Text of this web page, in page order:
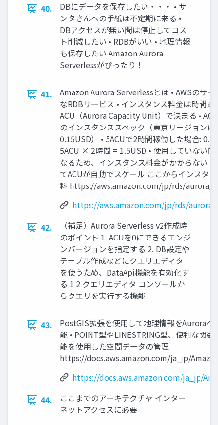
40.
DBにデータを保存したい・・・ • サ
ンタさんへの手紙は不定期に来る •
DBアクセスが無い間は停止してコス
ト削減したい • RDBがいい • 地理情報
も保存したい Amazon Aurora
Serverlessがぴったり！
41.
Amazon Aurora Serverlessとは • AWSのサ
なRDBサービス • インスタンス料金は時間あ
ACU（Aurora Capacity Unit）で決まる •
のインスタンススペック（東京リージョンは
0.15USD） • 5ACUで2時間稼働した場合:
5ACU × 2時間 = 1.5USD • 使用していない間
なるため、インスタンス料金がかからない •
てACUが自動でスケール ここからインスタ
料 https://aws.amazon.com/jp/rds/aurora/
https://aws.amazon.com/jp/rds/aurora/
42.
（補足）Aurora Serverless v2作成時
のポイント 1. ACUを0にできるエンジ
ンバージョンを指定する 2. DB設定や
テーブル作成などにクエリエディタ
を使うため、DataApi機能を有効化す
る 1 2 クエリエディタ コンソールか
らクエリを実行する機能
43.
PostGIS拡張を使用して地理情報をAurora
能 • POINT型やLINESTRING型、便利な関
能を使用した空間データの管理
https://docs.aws.amazon.com/ja_jp/
https://docs.aws.amazon.com/ja_jp/
44.
ここまでのアーキテクチャ インター
ネットアクセスに必要